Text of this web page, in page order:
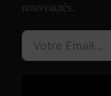
nouveautés.